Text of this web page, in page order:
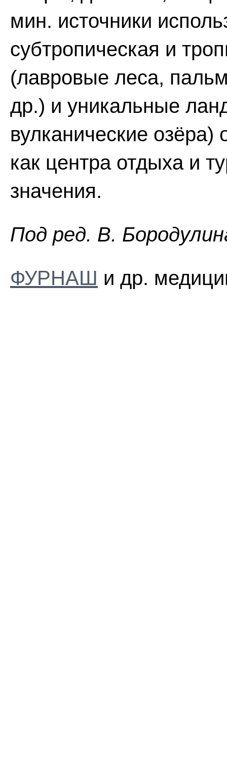
мин. источники
субтропическая и
(лавровые леса,
др.) и уникальные
вулканические
как центра отдыха и
значения.
Пoд peд. B.
ФУРНАШ и др.